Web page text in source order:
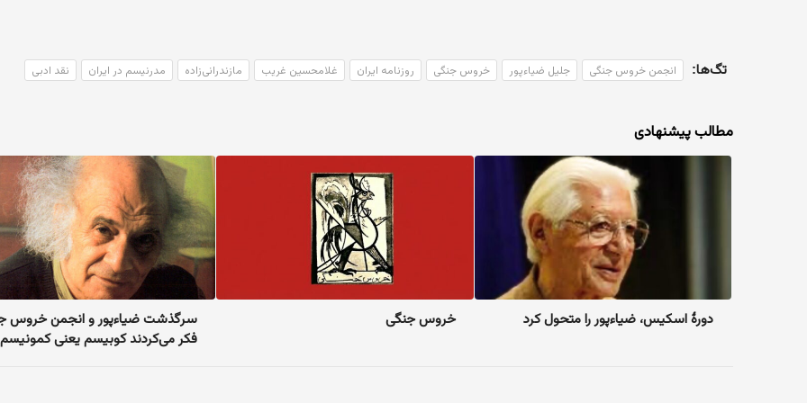
تگ‌ها: انجمن خروس جنگی جلیل ضیاءپور خروس جنگی روزنامه ایران غلامحسین غریب مازندرانی‌زاده مدرنیسم در ایران نقد ادبی
مطالب پیشنهادی
سرگذشت ضیاءپور و انجمن خروس
فکر می‌کردند کوبیسم یعنی
خروس جنگی دورهٔ اسکیس، ضیاءپور را متحول کرد